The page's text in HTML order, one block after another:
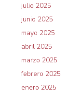
julio 2025
junio 2025
mayo 2025
abril 2025
marzo 2025
febrero 2025
enero 2025